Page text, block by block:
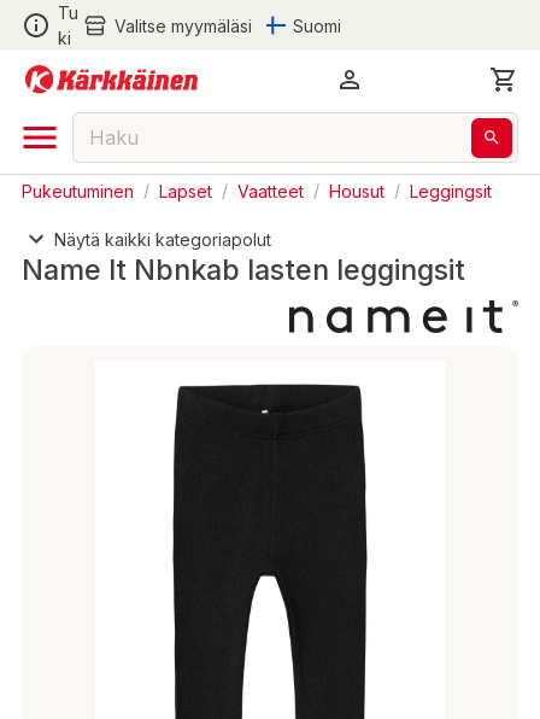
Tu
ki
Valitse myymäläsi Suomi
Pukeutuminen / Lapset / Vaatteet / Housut / Leggingsit
Näytä kaikki kategoriapolut
Name It Nbnkab lasten leggingsit